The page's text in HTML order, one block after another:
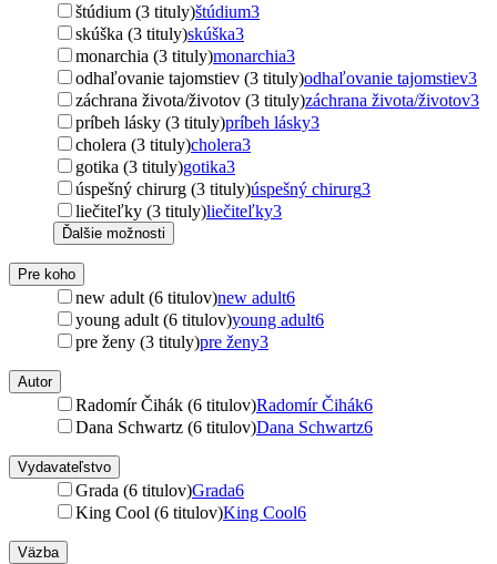
štúdium (3 tituly)štúdium3
skúška (3 tituly)skúška3
monarchia (3 tituly)monarchia3
odhaľovanie tajomstiev (3 tituly)odhaľovanie tajomstiev3
záchrana života/životov (3 tituly)záchrana života/životov3
príbeh lásky (3 tituly)príbeh lásky3
cholera (3 tituly)cholera3
gotika (3 tituly)gotika3
úspešný chirurg (3 tituly)úspešný chirurg3
liečiteľky (3 tituly)liečiteľky3
Ďalšie možnosti
Pre koho
new adult (6 titulov)new adult6
young adult (6 titulov)young adult6
pre ženy (3 tituly)pre ženy3
Autor
Radomír Čihák (6 titulov)Radomír Čihák6
Dana Schwartz (6 titulov)Dana Schwartz6
Vydavateľstvo
Grada (6 titulov)Grada6
King Cool (6 titulov)King Cool6
Väzba